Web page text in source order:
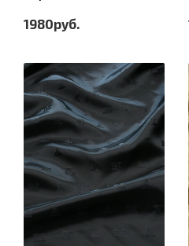
1980руб.